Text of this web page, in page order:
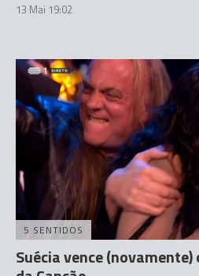
13 Mai 19:02
5 SENTIDOS
Suécia vence